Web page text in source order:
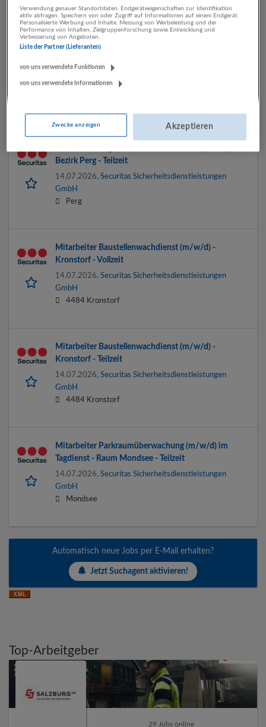
Mitarbeiter Objektschutz / Werkschutz als Springer
(m/w/d) - Linz und Umgebung - Teilzeit
Bezirk Perg - Teilzeit
14.07.2026, Securitas Sicherheitsdienstleistungen
GmbH
Perg
Mitarbeiter Baustellenwachdienst (m/w/d) -
Kronstorf - Vollzeit
14.07.2026, Securitas Sicherheitsdienstleistungen
GmbH
4484 Kronstorf
Mitarbeiter Baustellenwachdienst (m/w/d) -
Kronstorf - Teilzeit
14.07.2026, Securitas Sicherheitsdienstleistungen
GmbH
4484 Kronstorf
Mitarbeiter Parkraumüberwachung (m/w/d) im
Tagdienst - Raum Mondsee - Teilzeit
14.07.2026, Securitas Sicherheitsdienstleistungen
GmbH
Mondsee
Automatisch neue Jobs per E-Mail erhalten?
Jetzt Suchagent aktivieren!
Top-Arbeitgeber
29 Jobs online
Verwendung genauer Standortdaten. Endgeräteeigenschaften zur Identifikation
aktiv abfragen. Speichern von oder Zugriff auf Informationen auf einem Endgerät.
Personalisierte Werbung und Inhalte, Messung von Werbeleistung und der
Performance von Inhalten, Zielgruppenforschung sowie Entwicklung und
Verbesserung von Angeboten.
Liste der Partner (Lieferanten)
von uns verwendete Funktionen
von uns verwendete Informationen
Zwecke anzeigen Akzeptieren